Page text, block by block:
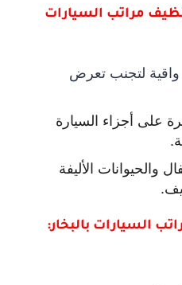
مراتب السيارات
لتجنب تعرض
على أجزاء السيارة
والحيوانات الأليفة
السيارات بالبخار: